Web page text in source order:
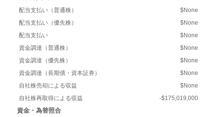
配当支払い（普通株）
$None
配当支払い（優先株）
$None
配当支払い
$None
資金調達（普通株）
$None
資金調達（優先株）
$None
資金調達（長期債・資本証券）
$None
自社株売却による収益
$None
自社株再取得による収益
-$175,019,000
資金・為替照合